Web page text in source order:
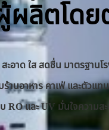
ผลิตโดย
ะอาด ใส สดชื่น มาตรฐานโ
านอาหาร คาเฟ่ และตัวแทน
RO และ UV มั่นใจความ